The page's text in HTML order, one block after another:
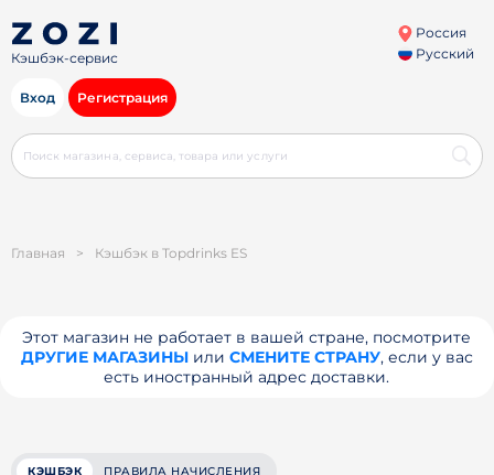
Кэшбэк-сервис
Россия
Русский
Вход Регистрация
Главная > Кэшбэк в Topdrinks ES
Этот магазин не работает в вашей стране, посмотрите
ДРУГИЕ МАГАЗИНЫили СМЕНИТЕ СТРАНУ, если у вас
есть иностранный адрес доставки.
КЭШБЭК ПРАВИЛА НАЧИСЛЕНИЯ